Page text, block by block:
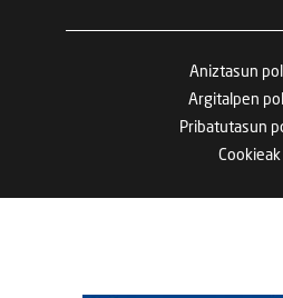
Aniztasun
Argitalpen
Pribatutasun
Cookieak